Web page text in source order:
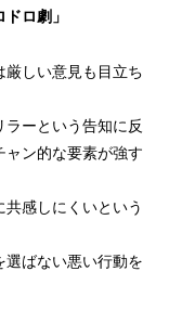
ロ劇」
しい意見も目立ち
ーという告知に反
ャン的な要素が強す
感しにくいという
選ばない悪い行動を